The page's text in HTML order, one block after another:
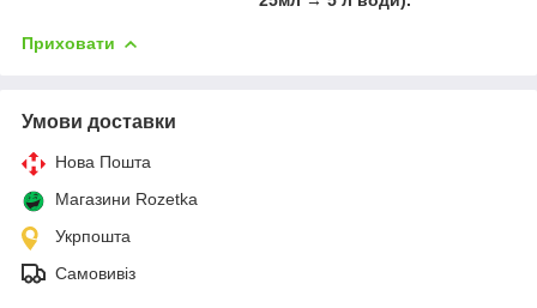
Приховати
Умови доставки
Нова Пошта
Магазини Rozetka
Укрпошта
Самовивіз